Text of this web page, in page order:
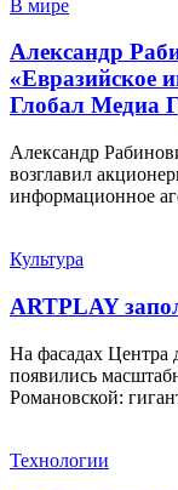
В мире
Александр
«Евразийское
Глобал Медиа
Александр
возглавил
информационное
Культура
ARTPLAY
На фасадах Центра
появились
Романовской:
Технологии